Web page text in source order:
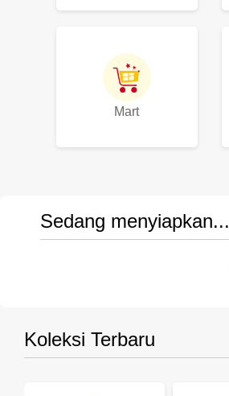
Mart
Sedang menyiapkan...
Koleksi Terbaru